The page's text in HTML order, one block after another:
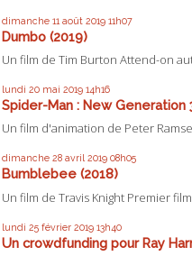
dimanche 11 août 2019 11h07
Dumbo (2019)
Un film de Tim Burton Attend-on
lundi 20 mai 2019 14h16
Spider-Man : New Generation
Un film d'animation de Peter
dimanche 28 avril 2019 08h05
Bumblebee (2018)
Un film de Travis Knight Premier
lundi 25 février 2019 13h40
Un crowdfunding pour Ray